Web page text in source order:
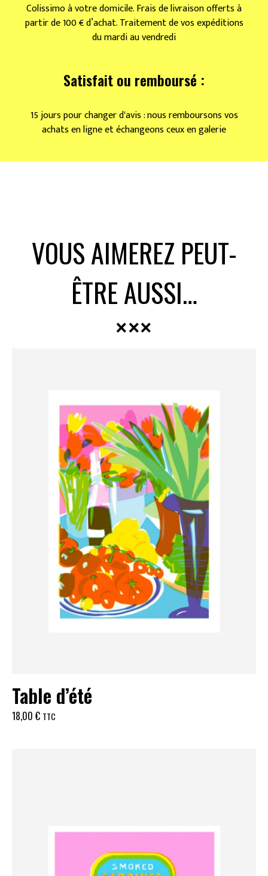
Colissimo à votre domicile. Frais de livraison offerts à
partir de 100 € d’achat. Traitement de vos expéditions
du mardi au vendredi
Satisfait ou remboursé :
15 jours pour changer d'avis : nous remboursons vos
achats en ligne et échangeons ceux en galerie
VOUS AIMEREZ PEUT-
ÊTRE AUSSI…
Table d’été
18,00 € TTC